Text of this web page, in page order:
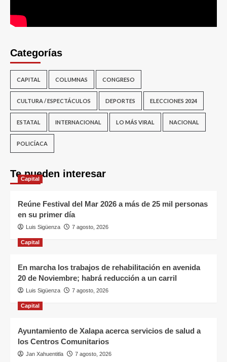
Categorías
CAPITAL COLUMNAS CONGRESO
CULTURA / ESPECTÁCULOS DEPORTES ELECCIONES 2024
ESTATAL INTERNACIONAL LO MÁS VIRAL NACIONAL
POLICÍACA
Te pueden interesar
Capital
Reúne Festival del Mar 2026 a más de 25 mil personas
en su primer día
Luis Sigüenza 7 agosto, 2026
Capital
En marcha los trabajos de rehabilitación en avenida
20 de Noviembre; habrá reducción a un carril
Luis Sigüenza 7 agosto, 2026
Capital
Ayuntamiento de Xalapa acerca servicios de salud a
los Centros Comunitarios
Jan Xahuentitla 7 agosto, 2026